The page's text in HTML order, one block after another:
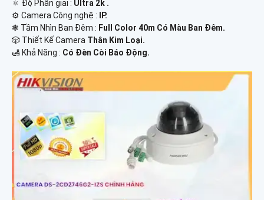
🔅 Độ Phân giải : Ultra 2k .
⚙ Camera Công nghệ :
IP.
❃ Tầm Nhìn Ban Đêm : Full Color 40m Có Màu Ban Đêm.
🎲 Thiết Kế Camera Thân Kim Loại.
️🛃 Khả Năng : Có Đèn Còi Báo Động.